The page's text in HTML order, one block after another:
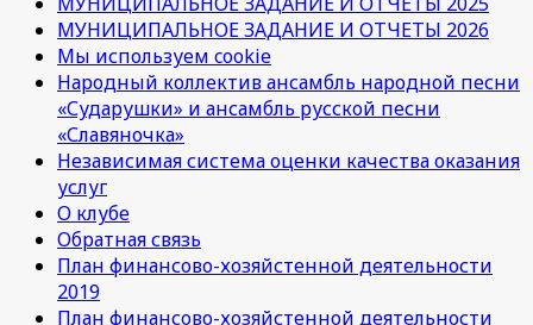
МУНИЦИПАЛЬНОЕ ЗАДАНИЕ И ОТЧЕТЫ 2026
Мы используем cookie
Народный коллектив ансамбль народной песни
«Сударушки» и ансамбль русской песни
«Славяночка»
Независимая система оценки качества оказания
услуг
О клубе
Обратная связь
План финансово-хозяйстенной деятельности
2019
План финансово-хозяйстенной деятельности